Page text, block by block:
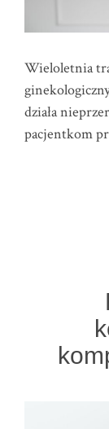
Wieloletnia
działa
pacjentkom